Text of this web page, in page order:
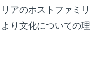
アのホストファミリ
り文化についての理